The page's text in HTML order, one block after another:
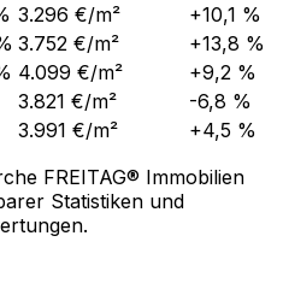
3.296 €/m²
+10,1 %
3.752 €/m²
+13,8 %
4.099 €/m²
+9,2 %
3.821 €/m²
-6,8 %
3.991 €/m²
+4,5 %
FREITAG® Immobilien
Statistiken und